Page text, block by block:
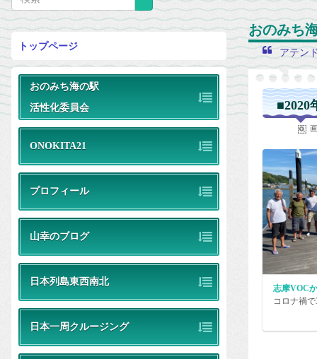
トップページ
おのみち海の駅
活性化委員会
ONOKITA21
プロフィール
山幸のブログ
日本列島東西南北
日本一周クルージング
おのみち
アテン
■2020
志摩VOC
コロナ禍